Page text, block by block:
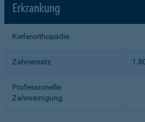
Erkrankung
Kieferorthopädie
Zahnersatz
Professionelle
Zahnreinigung